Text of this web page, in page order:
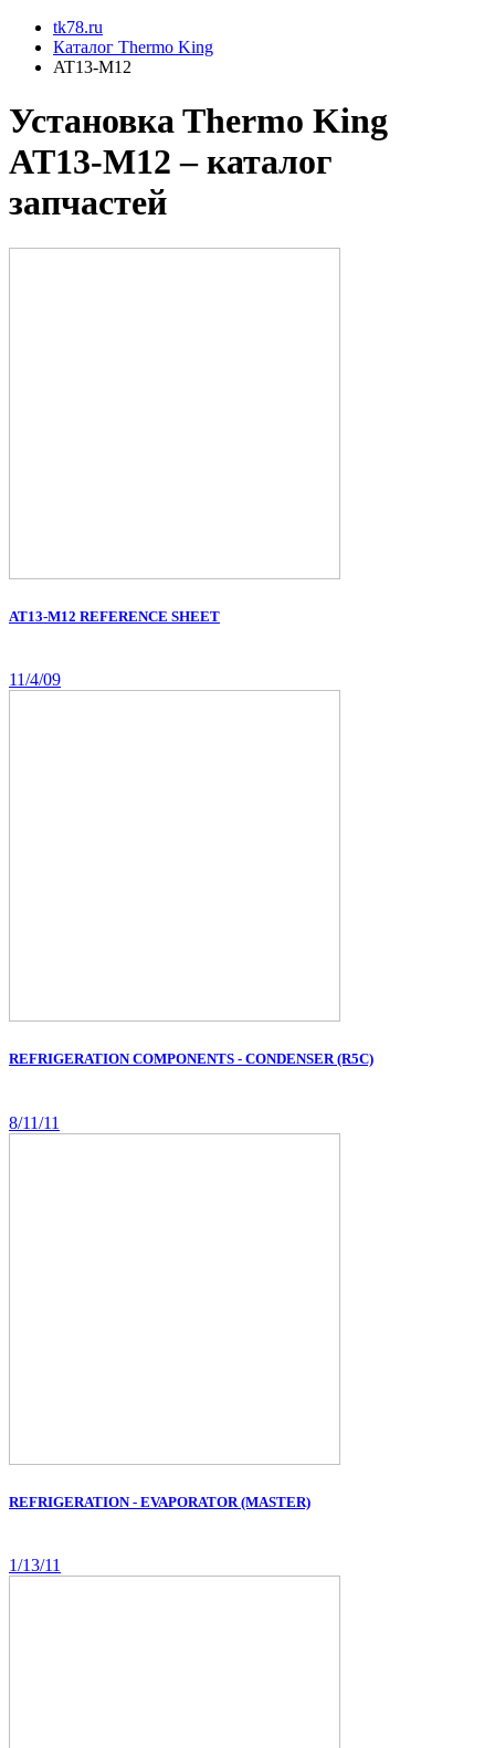
tk78.ru
Каталог Thermo King
AT13-M12
Установкa Thermo King
AT13-M12 – каталог
запчастей
AT13-M12 REFERENCE SHEET
11/4/09
REFRIGERATION COMPONENTS - CONDENSER (R5C)
8/11/11
REFRIGERATION - EVAPORATOR (MASTER)
1/13/11